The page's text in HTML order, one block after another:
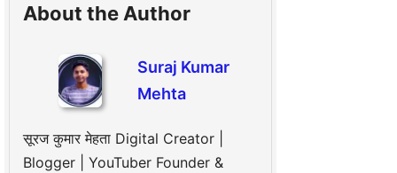
About the Author
Suraj Kumar
Mehta
सूरज कुमार मेहता Digital Creator |
Blogger | YouTuber Founder &